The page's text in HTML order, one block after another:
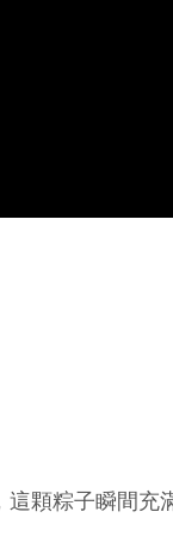
顆粽子瞬間充